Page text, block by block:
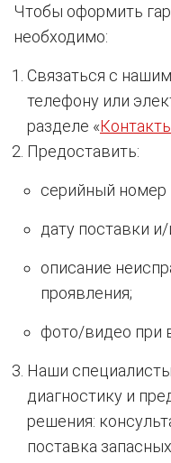
Чтобы оформить
необходимо:
Связаться с
телефону или
разделе «
Предоставить:
серийный номер
дату поставки
описание
проявления;
фото/видео при
Наши
диагностику и
решения:
поставка